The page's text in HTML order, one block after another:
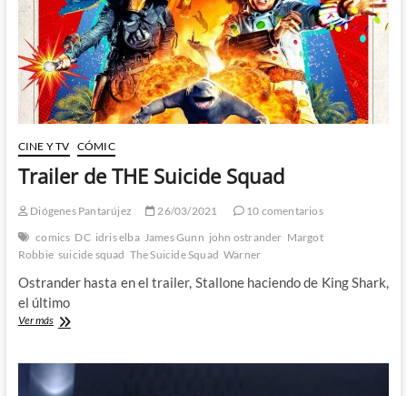
CINE Y TV CÓMIC
Trailer de THE Suicide Squad
Diógenes Pantarújez 26/03/2021
10 comentarios
comics DC idris elba James Gunn john ostrander Margot
Robbie suicide squad The Suicide Squad Warner
Ostrander hasta en el trailer, Stallone haciendo de King Shark,
el último
Ver másTrailer
Suicide
Squad